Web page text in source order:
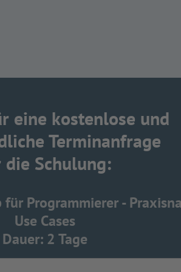
eine kostenlose und
Terminanfrage
Schulung:
für Programmierer -
Use Cases
Dauer: 2 Tage